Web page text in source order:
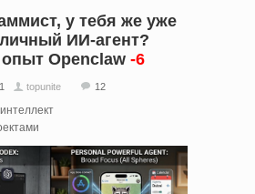
у тебя же уже
ИИ-агент?
Openclaw -6
topunite 12